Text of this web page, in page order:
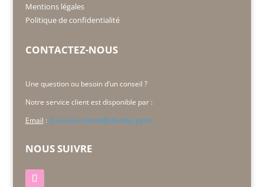
Mentions légales
Politique de confidentialité
CONTACTEZ-NOUS
Une question ou besoin d’un conseil ?
Notre service client est disponible par :
Email : service-clients@doudou.paris
NOUS SUIVRE